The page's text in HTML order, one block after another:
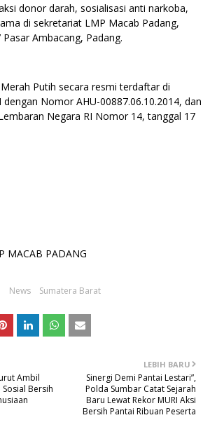
donor darah, sosialisasi anti narkoba,
di sekretariat LMP Macab Padang,
Pasar Ambacang, Padang.
Putih secara resmi terdaftar di
Nomor AHU-00887.06.10.2014, dan
Negara RI Nomor 14, tanggal 17
MACAB PADANG
News Sumatera Barat
LEBIH BARU
Sinergi Demi Pantai Lestari”,
Polda Sumbar Catat Sejarah
Baru Lewat Rekor MURI Aksi
Bersih Pantai Ribuan Peserta
Ambil
Bersih